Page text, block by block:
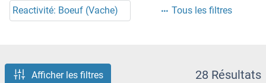
Reactivité: Boeuf (Vache) Tous les filtres
Afficher les filtres 28 Résultats